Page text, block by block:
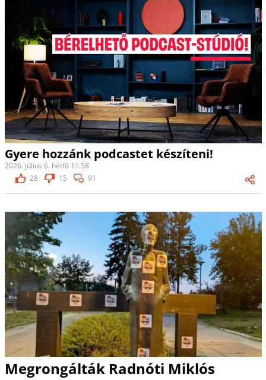
Gyere hozzánk podcastet készíteni!
2026. július 6. hétfő 11:58
28
15 91
Megrongálták Radnóti Miklós